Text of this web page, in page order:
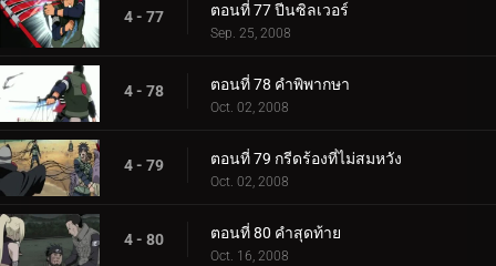
4 - 77 ตอนที่ 77 ปีนซิลเวอร์
Sep. 25, 2008
4 - 78 ตอนที่ 78 คำพิพากษา
Oct. 02, 2008
4 - 79 ตอนที่ 79 กรีดร้องที่ไม่สมหวัง
Oct. 02, 2008
4 - 80 ตอนที่ 80 คำสุดท้าย
Oct. 16, 2008